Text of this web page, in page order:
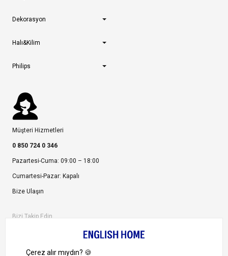
Dekorasyon
Halı&Kilim
Philips
Müşteri Hizmetleri
0 850 724 0 346
Pazartesi-Cuma: 09:00 – 18:00
Cumartesi-Pazar: Kapalı
Bize Ulaşın
Bizi Takip Edin